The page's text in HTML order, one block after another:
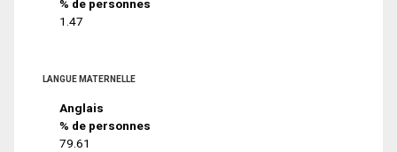
% de personnes
1.47
LANGUE MATERNELLE
Anglais
% de personnes
79.61